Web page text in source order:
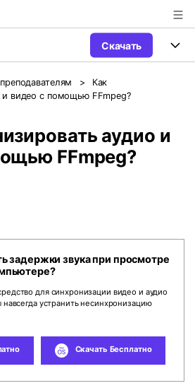
Скачать
Windows
Mac
необходимая для
UniConverter.
список поддерживаемых форматов,
и графических процессоров.
новости и обновления UniConverter.
Sign In
>
Как
и видео с помощью FFmpeg?
аудио и
FFmpeg?
задержки звука при просмотре
для синхронизации видео и аудио
устранить несинхронизацию
Скачать Бесплатно